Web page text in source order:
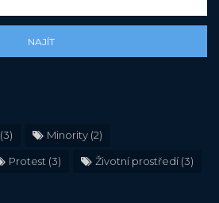
NAJÍT
(3) Minority (2)
Protest (3) Životní prostředí(3)